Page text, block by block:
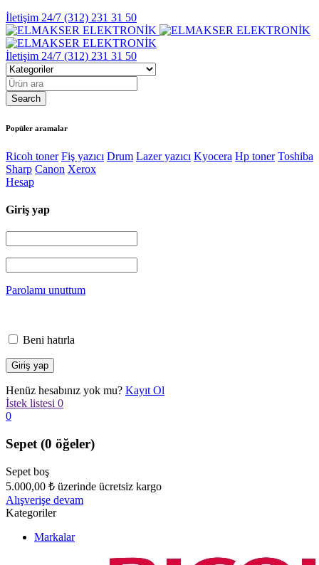
İletişim 24/7 (312) 231 31 50
İletişim 24/7 (312) 231 31 50
Popüler aramalar
Ricoh toner Fiş yazıcı Drum Lazer yazıcı Kyocera Hp toner Toshiba
Sharp Canon Xerox
Hesap
Giriş yap
Parolamı unuttum
Beni hatırla
Henüz hesabınız yok mu? Kayıt Ol
İstek listesi 0
0
Sepet (0 öğeler)
Sepet boş
5.000,00 ₺ üzerinde ücretsiz kargo
Alışverişe devam
Kategoriler
Markalar